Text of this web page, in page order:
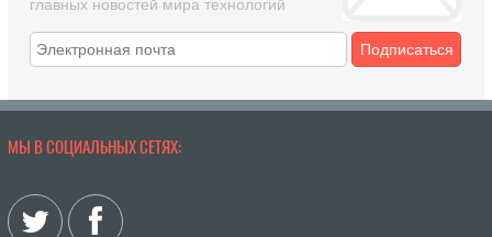
главных новостей мира технологий
Подписаться
МЫ В СОЦИАЛЬНЫХ СЕТЯХ: